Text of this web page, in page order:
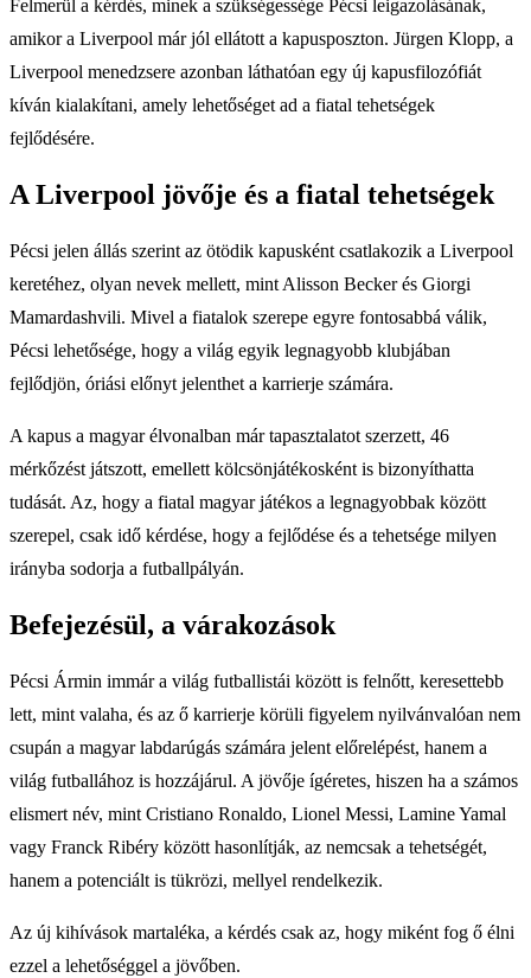
Felmerül a kérdés, minek a szükségessége Pécsi leigazolásának,
amikor a Liverpool már jól ellátott a kapusposzton. Jürgen Klopp, a
Liverpool menedzsere azonban láthatóan egy új kapusfilozófiát
kíván kialakítani, amely lehetőséget ad a fiatal tehetségek
fejlődésére.
A Liverpool jövője és a fiatal tehetségek
Pécsi jelen állás szerint az ötödik kapusként csatlakozik a Liverpool
keretéhez, olyan nevek mellett, mint Alisson Becker és Giorgi
Mamardashvili. Mivel a fiatalok szerepe egyre fontosabbá válik,
Pécsi lehetősége, hogy a világ egyik legnagyobb klubjában
fejlődjön, óriási előnyt jelenthet a karrierje számára.
A kapus a magyar élvonalban már tapasztalatot szerzett, 46
mérkőzést játszott, emellett kölcsönjátékosként is bizonyíthatta
tudását. Az, hogy a fiatal magyar játékos a legnagyobbak között
szerepel, csak idő kérdése, hogy a fejlődése és a tehetsége milyen
irányba sodorja a futballpályán.
Befejezésül, a várakozások
Pécsi Ármin immár a világ futballistái között is felnőtt, keresettebb
lett, mint valaha, és az ő karrierje körüli figyelem nyilvánvalóan nem
csupán a magyar labdarúgás számára jelent előrelépést, hanem a
világ futballához is hozzájárul. A jövője ígéretes, hiszen ha a számos
elismert név, mint Cristiano Ronaldo, Lionel Messi, Lamine Yamal
vagy Franck Ribéry között hasonlítják, az nemcsak a tehetségét,
hanem a potenciált is tükrözi, mellyel rendelkezik.
Az új kihívások martaléka, a kérdés csak az, hogy miként fog ő élni
ezzel a lehetőséggel a jövőben.